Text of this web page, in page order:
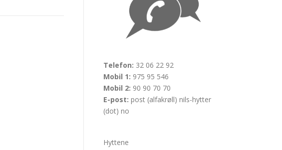
Telefon: 32 06 22 92
Mobil 1: 975 95 546
Mobil 2: 90 90 70 70
E-post: post (alfakrøll) nils-hytter
(dot) no
Hyttene